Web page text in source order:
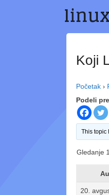
Koji
Početak ›
Podeli
This topic
Gledanje
20.